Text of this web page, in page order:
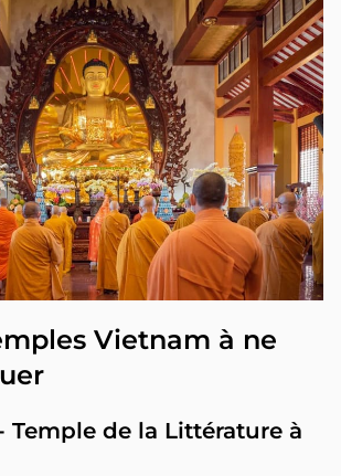
Vietnam à ne
Temple de la Littérature à